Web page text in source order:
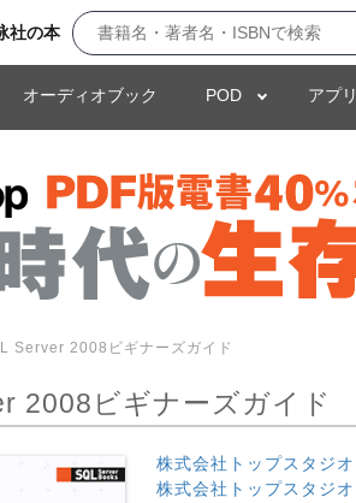
社の本
オーディオブック POD アプリ
Server 2008ビギナーズガイド
2008ビギナーズガイド
株式会社トップスタジオ
株式会社トップスタジオ